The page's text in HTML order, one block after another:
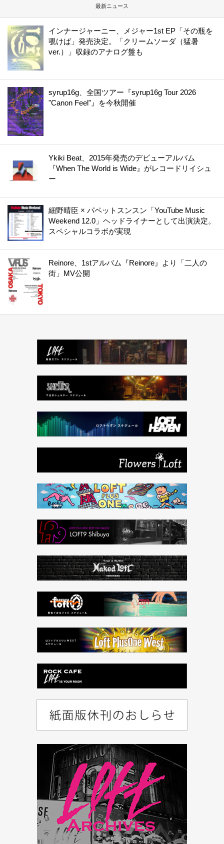
最新ニュース
インナージャーニー、メジャー1st EP「その瓶を
覗けば」発売決定。「クリームソーダ（猛暑
ver.）」収録のアナログ盤も
syrup16g、全国ツアー『syrup16g Tour 2026
"Canon Feel"』を今秋開催
Ykiki Beat、2015年発売のデビューアルバム
『When The World is Wide』がレコードリイシュ
ー
細野晴臣 × パペットスンスン「YouTube Music
Weekend 12.0」ヘッドライナーとして出演決定。
スペシャルコラボが実現
Reinore、1stアルバム『Reinore』より「二人の
街」MV公開